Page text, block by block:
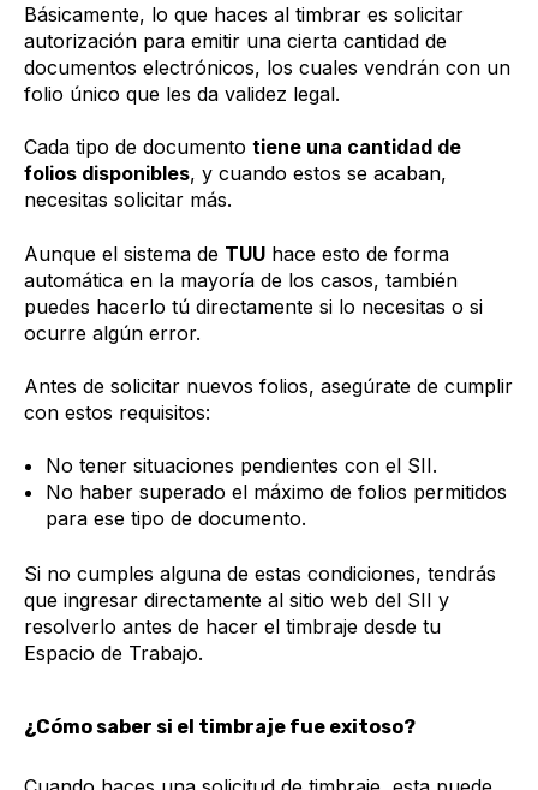
Básicamente, lo que haces al timbrar es solicitar
autorización para emitir una cierta cantidad de
documentos electrónicos, los cuales vendrán con un
folio único que les da validez legal.
Cada tipo de documento tiene una cantidad de
folios disponibles, y cuando estos se acaban,
necesitas solicitar más.
Aunque el sistema de TUU hace esto de forma
automática en la mayoría de los casos, también
puedes hacerlo tú directamente si lo necesitas o si
ocurre algún error.
Antes de solicitar nuevos folios, asegúrate de cumplir
con estos requisitos:
No tener situaciones pendientes con el SII.
No haber superado el máximo de folios permitidos
para ese tipo de documento.
Si no cumples alguna de estas condiciones, tendrás
que ingresar directamente al sitio web del SII y
resolverlo antes de hacer el timbraje desde tu
Espacio de Trabajo.
¿Cómo saber si el timbraje fue exitoso?